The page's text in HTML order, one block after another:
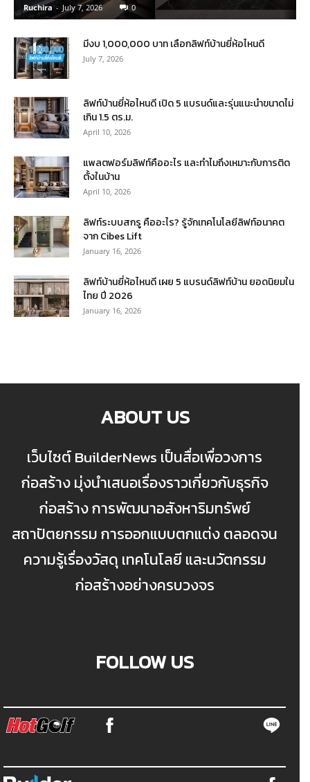
Ruchira - July 7, 2026 0
มีงบ 1,000,000 บาท เลือกลิฟท์บ้านยี่ห้อไหนดี
July 7, 2026
ลิฟท์บ้านยี่ห้อไหนดี เปิด 5 แบรนด์และรุ่นแนะนำขนาดไม่
เกิน 1.5 ตร.ม.
April 10, 2026
แพลตฟอร์มลิฟท์คืออะไร และทำไมถึงเหมาะกับการติด
ตั้งในบ้าน
April 10, 2026
ลิฟท์ระบบสกรู คืออะไร? รู้จักเทคโนโลยีลิฟท์อนาคต
จาก Cibes Lift
January 16, 2026
ลิฟท์บ้านยี่ห้อไหนดี เผย 5 แบรนด์ลิฟท์บ้าน ยอดนิยมใน
ไทย ปี 2026
January 16, 2026
ABOUT US
เว็บไซต์ BuilderNews เป็นสื่อเพื่อวงการ
ก่อสร้าง มุ่งนำเสนอเรื่องราวเกี่ยวกับธุรกิจ
ก่อสร้าง การพัฒนาอสังหาริมทรัพย์
สถาปัตยกรรม การออกแบบตกแต่ง ตลอดจน
ความรู้เรื่องวัสดุ เทคโนโลยี และนวัตกรรม
ก่อสร้างอย่างครบวงจร
FOLLOW US